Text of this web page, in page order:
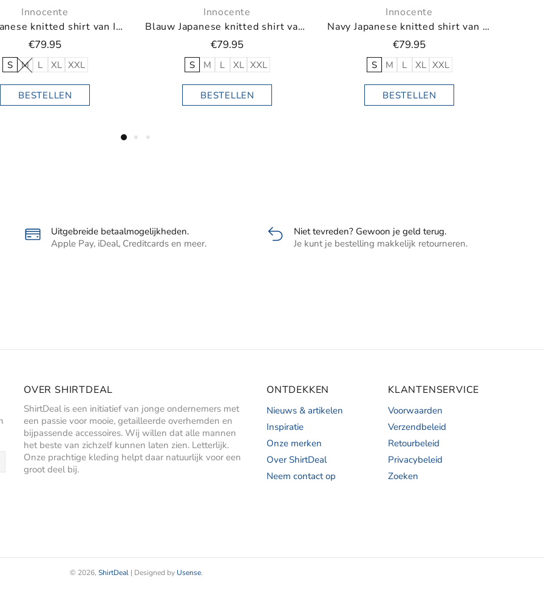
Uitgebreide betaalmogelijkheden.
Apple Pay, iDeal, Creditcards en meer.
Niet tevreden? Gewoon je geld terug.
Je kunt je bestelling makkelijk retourneren.
OVER SHIRTDEAL
ShirtDeal is een initiatief van jonge ondernemers met
een passie voor mooie, getailleerde overhemden en
bijpassende accessoires. Wij willen dat alle mannen
het beste van zichzelf kunnen laten zien. Letterlijk.
Onze prachtige kleding helpt daar natuurlijk voor een
groot deel bij.
ONTDEKKEN
Nieuws & artikelen
Inspiratie
Onze merken
Over ShirtDeal
Neem contact op
KLANTENSERVICE
Voorwaarden
Verzendbeleid
Retourbeleid
Privacybeleid
Zoeken
© 2026, ShirtDeal| Designed by Usense.